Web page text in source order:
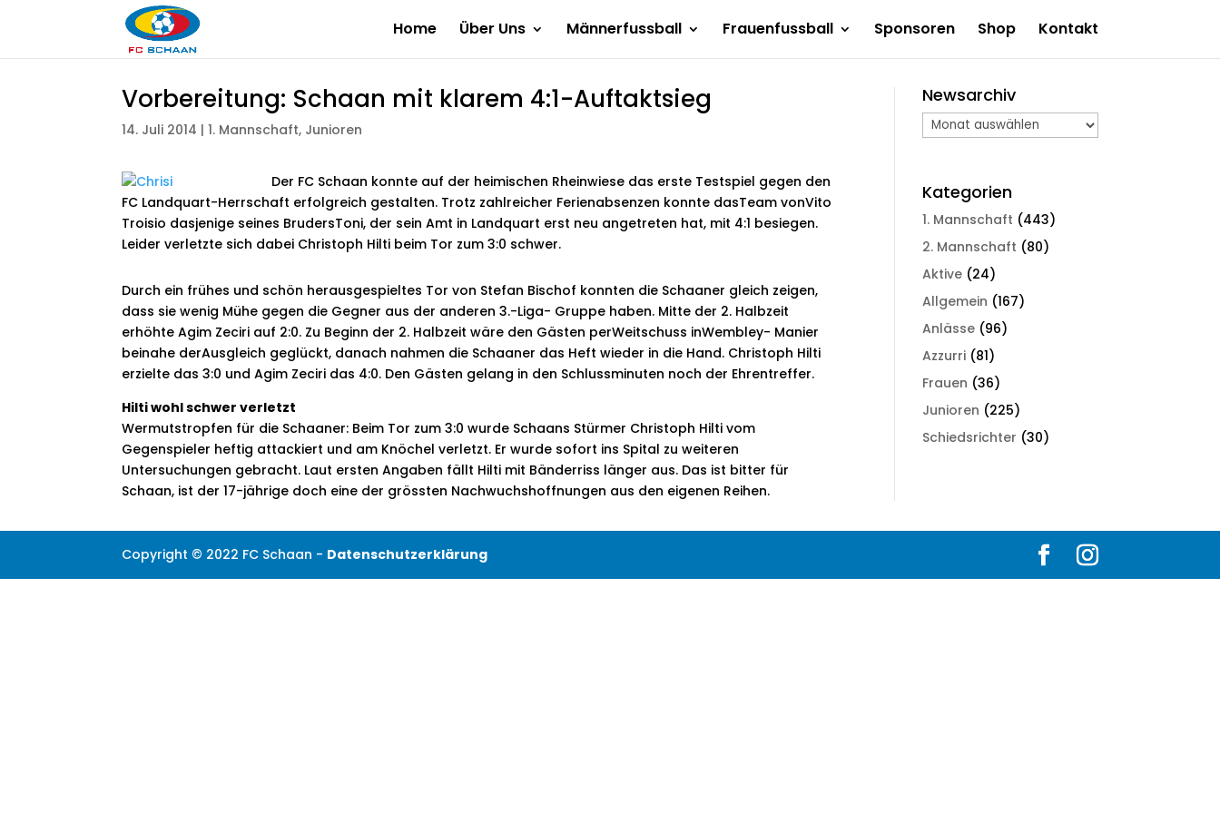
Home Über Uns Männerfussball Frauenfussball Sponsoren Shop Kontakt
Vorbereitung: Schaan mit klarem 4:1-Auftaktsieg
14. Juli 2014 |1. Mannschaft, Junioren
Der FC Schaan konnte auf der heimischen Rheinwiese das erste Testspiel gegen den
FC Landquart-Herrschaft erfolgreich gestalten. Trotz zahlreicher Ferienabsenzen konnte dasTeam vonVito
Troisio dasjenige seines BrudersToni, der sein Amt in Landquart erst neu angetreten hat, mit 4:1 besiegen.
Leider verletzte sich dabei Christoph Hilti beim Tor zum 3:0 schwer.
Durch ein frühes und schön herausgespieltes Tor von Stefan Bischof konnten die Schaaner gleich zeigen,
dass sie wenig Mühe gegen die Gegner aus der anderen 3.-Liga- Gruppe haben. Mitte der 2. Halbzeit
erhöhte Agim Zeciri auf 2:0. Zu Beginn der 2. Halbzeit wäre den Gästen perWeitschuss inWembley- Manier
beinahe derAusgleich geglückt, danach nahmen die Schaaner das Heft wieder in die Hand. Christoph Hilti
erzielte das 3:0 und Agim Zeciri das 4:0. Den Gästen gelang in den Schlussminuten noch der Ehrentreffer.
Hilti wohl schwer verletzt
Wermutstropfen für die Schaaner: Beim Tor zum 3:0 wurde Schaans Stürmer Christoph Hilti vom
Gegenspieler heftig attackiert und am Knöchel verletzt. Er wurde sofort ins Spital zu weiteren
Untersuchungen gebracht. Laut ersten Angaben fällt Hilti mit Bänderriss länger aus. Das ist bitter für
Schaan, ist der 17-jährige doch eine der grössten Nachwuchshoffnungen aus den eigenen Reihen.
Newsarchiv
Newsarchiv
Kategorien
1. Mannschaft (443)
2. Mannschaft (80)
Aktive (24)
Allgemein (167)
Anlässe (96)
Azzurri (81)
Frauen (36)
Junioren (225)
Schiedsrichter (30)
Copyright © 2022 FC Schaan - Datenschutzerklärung